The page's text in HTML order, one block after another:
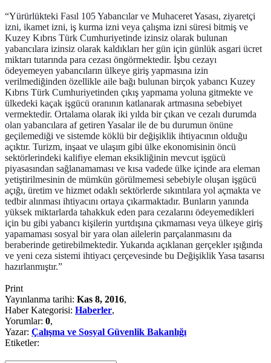
“Yürürlükteki Fasıl 105 Yabancılar ve Muhaceret Yasası, ziyaretçi
izni, ikamet izni, iş kurma izni veya çalışma izni süresi bitmiş ve
Kuzey Kıbrıs Türk Cumhuriyetinde izinsiz olarak bulunan
yabancılara izinsiz olarak kaldıkları her gün için günlük asgari ücret
miktarı tutarında para cezası öngörmektedir. İşbu cezayı
ödeyemeyen yabancıların ülkeye giriş yapmasına izin
verilmediğinden özellikle aile bağı bulunan birçok yabancı Kuzey
Kıbrıs Türk Cumhuriyetinden çıkış yapmama yoluna gitmekte ve
ülkedeki kaçak işgücü oranının katlanarak artmasına sebebiyet
vermektedir. Ortalama olarak iki yılda bir çıkan ve cezalı durumda
olan yabancılara af getiren Yasalar ile de bu durumun önüne
geçilemediği ve sistemde köklü bir değişiklik ihtiyacının olduğu
açıktır. Turizm, inşaat ve ulaşım gibi ülke ekonomisinin öncü
sektörlerindeki kalifiye eleman eksikliğinin mevcut işgücü
piyasasından sağlanamaması ve kısa vadede ülke içinde ara eleman
yetiştirilmesinin de mümkün görülmemesi sebebiyle oluşan işgücü
açığı, üretim ve hizmet odaklı sektörlerde sıkıntılara yol açmakta ve
tedbir alınması ihtiyacını ortaya çıkarmaktadır. Bunların yanında
yüksek miktarlarda tahakkuk eden para cezalarını ödeyemedikleri
için bu gibi yabancı kişilerin yurtdışına çıkmaması veya ülkeye giriş
yapamaması sosyal bir yara olan ailelerin parçalanmasını da
beraberinde getirebilmektedir. Yukarıda açıklanan gerçekler ışığında
ve yeni ceza sistemi ihtiyacı çerçevesinde bu Değişiklik Yasa tasarısı
hazırlanmıştır.”
Print
Yayınlanma tarihi: Kas 8, 2016,
Haber Kategorisi: Haberler,
Yorumlar: 0,
Yazar: Çalışma ve Sosyal Güvenlik Bakanlığı
Etiketler: